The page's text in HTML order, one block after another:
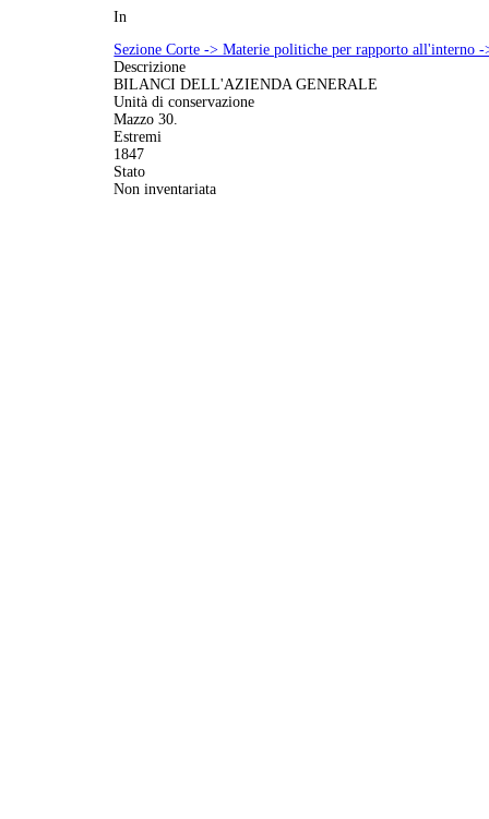
In
Sezione Corte -> Materie politiche per rapporto all'interno -
Descrizione
BILANCI DELL'AZIENDA GENERALE
Unità di conservazione
Mazzo 30.
Estremi
1847
Stato
Non inventariata